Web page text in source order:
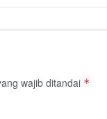
wajib ditandai *